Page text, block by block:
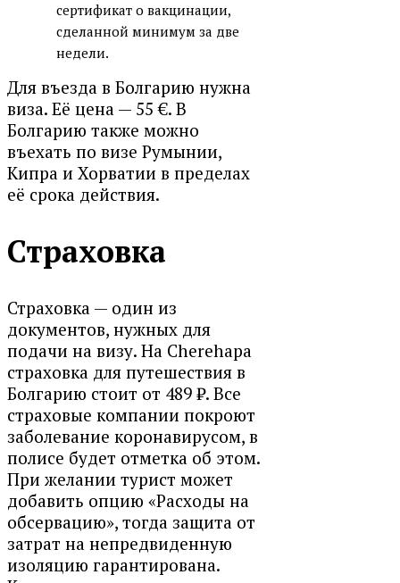
сертификат о вакцинации,
сделанной минимум за две
недели.
Для въезда в Болгарию нужна
виза. Её цена — 55 €. В
Болгарию также можно
въехать по визе Румынии,
Кипра и Хорватии в пределах
её срока действия.
Страховка
Страховка — один из
документов, нужных для
подачи на визу. На Cherehapa
страховка для путешествия в
Болгарию стоит от 489 ₽. Все
страховые компании покроют
заболевание коронавирусом, в
полисе будет отметка об этом.
При желании турист может
добавить опцию «Расходы на
обсервацию», тогда защита от
затрат на непредвиденную
изоляцию гарантирована.